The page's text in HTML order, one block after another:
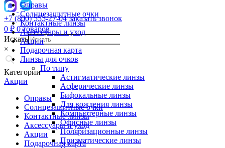
+7 (800) 555-27-04 заказать звонок
0 ₽ 0 товаров
Искать
×
Категории
Акции
Оправы
Солнцезащитные очки
Контактные линзы
Аксессуары и уход
Акции
Подарочная карта
Оправы
Солнцезащитные очки
Контактные линзы
Аксессуары и уход
Акции
Подарочная карта
Линзы для очков
По типу
Астигматические линзы
Асферические линзы
Бифокальные линзы
Для вождения линзы
Компьютерные линзы
Офисные линзы
Поляризационные линзы
Призматические линзы